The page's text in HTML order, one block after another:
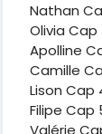
Nathan
Olivia Cap
Apolline
Camille
Lison Cap
Filipe Cap
Valérie